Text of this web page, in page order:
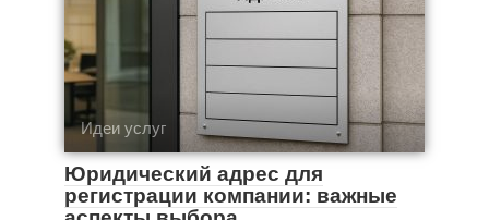
Идеи услуг
Юридический адрес для
регистрации компании: важные